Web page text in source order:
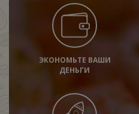
ЭКОНОМЬТЕ ВАШИ
ДЕНЬГИ